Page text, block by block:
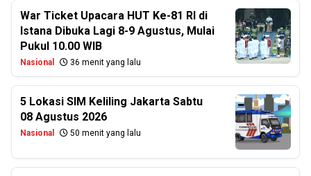
War Ticket Upacara HUT Ke-81 RI di
Istana Dibuka Lagi 8-9 Agustus, Mulai
Pukul 10.00 WIB
Nasional 36 menit yang lalu
5 Lokasi SIM Keliling Jakarta Sabtu
08 Agustus 2026
Nasional 50 menit yang lalu